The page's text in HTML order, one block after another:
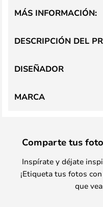
DESCRIPCIÓN DEL
MÁS INFORMACIÓN:
DISEÑADOR
MARCA
Comparte tus
Inspírate y déjate
¡Etiqueta tus fotos
que